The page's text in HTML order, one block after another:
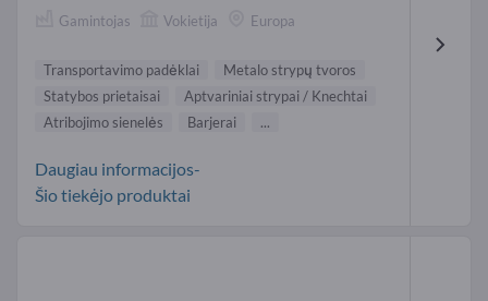
Gamintojas Vokietija Europa
Transportavimo padėklai
Metalo strypų tvoros
Statybos prietaisai
Aptvariniai strypai / Knechtai
Atribojimo sienelės
Barjerai ...
Daugiau informacijos-
Šio tiekėjo produktai